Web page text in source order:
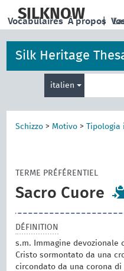
main
SILKNOW |
Vocabulaires À propos
Silk Heritage
italien
de
recherche
Schizzo > Motivo >
TERME PRÉFÉRENTIEL
Sacro Cuore
DÉFINITION
s.m. Immagine devozionale
Cristo sormontato da una
circondato da una corona